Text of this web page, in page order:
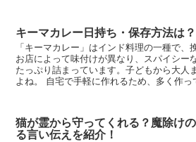
キーマカレー日持ち・保存方法は？
「キーマカレー」はインド料理の一種で、
お店によって味付けが異なり、スパイシー
たっぷり詰まっています。子どもから大人
よね。 自宅で手軽に作れるため、多く作っ
猫が霊から守ってくれる？魔除け
る言い伝えを紹介！